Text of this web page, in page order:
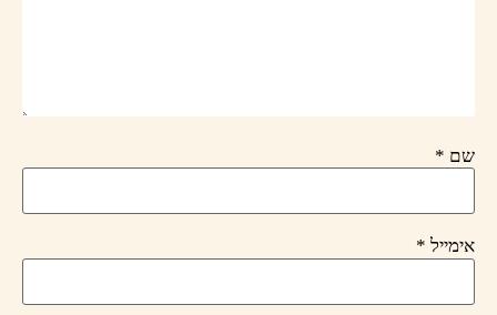
שם *
אימייל*